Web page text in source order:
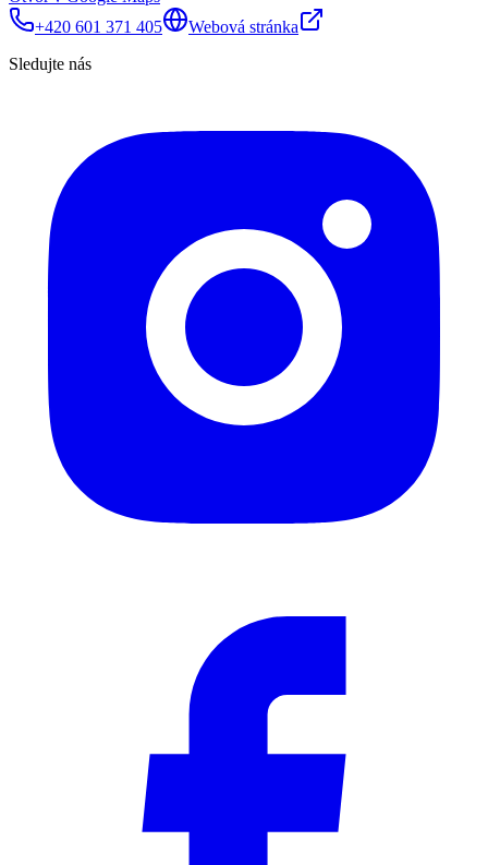
+420 601 371 405
Webová stránka
Sledujte nás